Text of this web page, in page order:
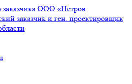
ООО «Петров
заказчик и ген. проектировщик